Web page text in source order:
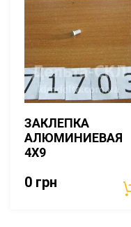
ЗАКЛЕПКА
АЛЮМИНИЕВАЯ
4Х9
0 грн